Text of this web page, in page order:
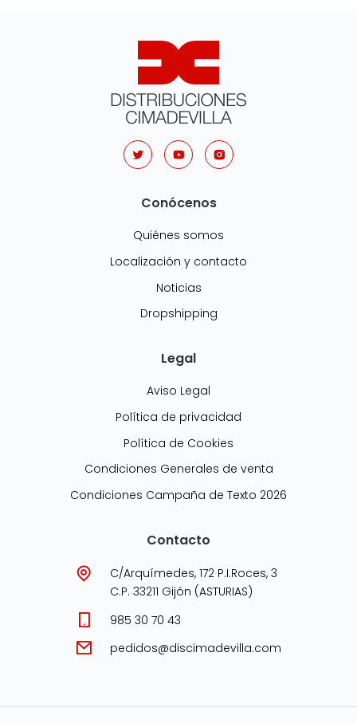
Conócenos
Quiénes somos
Localización y contacto
Noticias
Dropshipping
Legal
Aviso Legal
Política de privacidad
Política de Cookies
Condiciones Generales de venta
Condiciones Campaña de Texto 2026
Contacto
C/Arquímedes, 172 P.I.Roces, 3
C.P. 33211 Gijón (ASTURIAS)
985 30 70 43
pedidos@discimadevilla.com